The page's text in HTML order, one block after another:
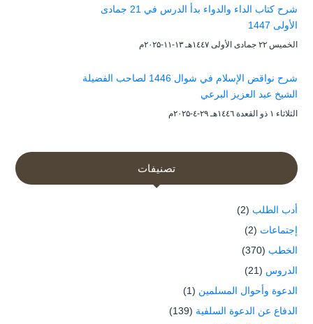
شرح كتاب الداء والدواء بدأ الدرس في 21 جمادى
الأولى 1447
الخميس ۲۲ جمادى الأولى ۱٤٤۷هـ ۱۳-۱۱-۲۰۲۵م
شرح نواقض الإسلام في شوال 1446 لصاحب الفضيلة
الشيخ عبد العزيز البرعي
الثلاثاء ۱ ذو القعدة ۱٤٤٦هـ ۲۹-٤-۲۰۲۵م
تصنيفات
أدب الطلب (2)
إجتماعات (2)
الخطب (370)
الدروس (21)
الدعوة وأحوال المسلمين (1)
الدفاع عن الدعوة السلفية (139)